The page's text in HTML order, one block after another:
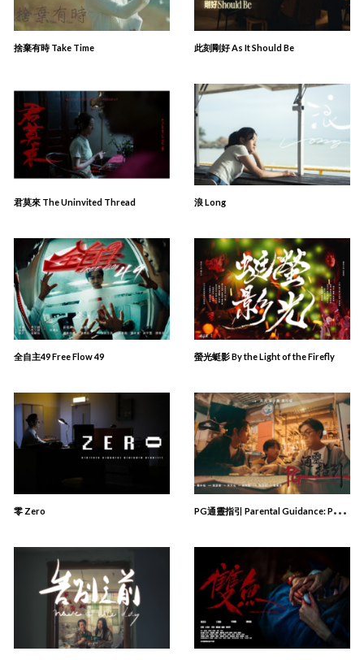
捨棄有時 Take Time 此刻剛好 As It Should Be
君莫來 The Uninvited Thread 浪 Long
全自主49 Free Flow 49 螢光蜓影 By the Light of the Firefly
零 Zero P
G通靈指引 Parental Guidance: Psychic, Ghost